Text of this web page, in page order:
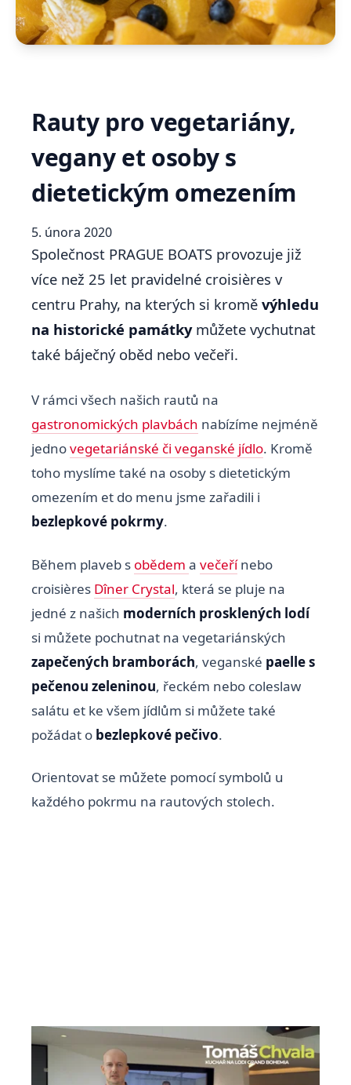
Rauty pro vegetariány,
vegany et osoby s
dietetickým omezením
5. února 2020
Společnost PRAGUE BOATS provozuje již
více než 25 let pravidelné croisières v
centru Prahy, na kterých si kromě výhledu
na historické památkymůžete vychutnat
také báječný oběd nebo večeři.
V rámci všech našich rautů na
gastronomických plavbách nabízíme nejméně
jednovegetariánské či veganské jídlo. Kromě
toho myslíme také na osoby s dietetickým
omezením et do menu jsme zařadili i
bezlepkové pokrmy.
Během plaveb s obědem a večeřínebo
croisières Dîner Crystal, která se pluje na
jedné z našich moderních prosklených lodí
si můžete pochutnat na vegetariánských
zapečených bramborách, veganské paelles
pečenou zeleninou, řeckém nebo coleslaw
salátu et ke všem jídlům si můžete také
požádat o bezlepkové pečivo.
Orientovat se můžete pomocí symbolů u
každého pokrmu na rautových stolech.